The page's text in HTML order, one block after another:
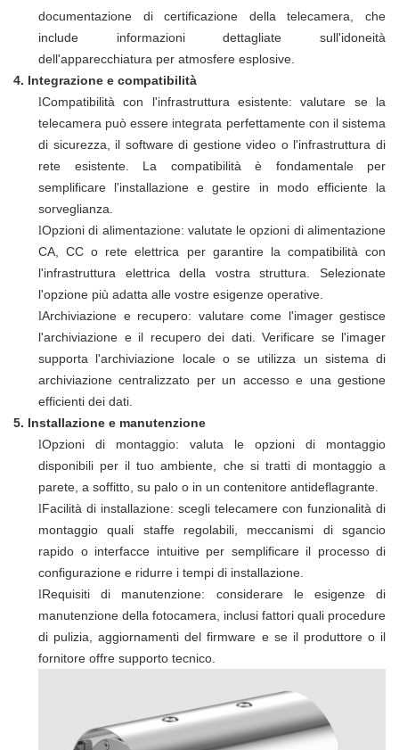
documentazione di certificazione della telecamera, che
include informazioni dettagliate sull'idoneità
dell'apparecchiatura per atmosfere esplosive.
4. Integrazione e compatibilità
lCompatibilità con l'infrastruttura esistente: valutare se la
telecamera può essere integrata perfettamente con il sistema
di sicurezza, il software di gestione video o l'infrastruttura di
rete esistente. La compatibilità è fondamentale per
semplificare l'installazione e gestire in modo efficiente la
sorveglianza.
lOpzioni di alimentazione: valutate le opzioni di alimentazione
CA, CC o rete elettrica per garantire la compatibilità con
l'infrastruttura elettrica della vostra struttura. Selezionate
l'opzione più adatta alle vostre esigenze operative.
lArchiviazione e recupero: valutare come l'imager gestisce
l'archiviazione e il recupero dei dati. Verificare se l'imager
supporta l'archiviazione locale o se utilizza un sistema di
archiviazione centralizzato per un accesso e una gestione
efficienti dei dati.
5. Installazione e manutenzione
lOpzioni di montaggio: valuta le opzioni di montaggio
disponibili per il tuo ambiente, che si tratti di montaggio a
parete, a soffitto, su palo o in un contenitore antideflagrante.
lFacilità di installazione: scegli telecamere con funzionalità di
montaggio quali staffe regolabili, meccanismi di sgancio
rapido o interfacce intuitive per semplificare il processo di
configurazione e ridurre i tempi di installazione.
lRequisiti di manutenzione: considerare le esigenze di
manutenzione della fotocamera, inclusi fattori quali procedure
di pulizia, aggiornamenti del firmware e se il produttore o il
fornitore offre supporto tecnico.